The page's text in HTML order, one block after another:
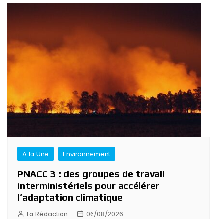
Navigation
de
l’article
A la Une Environnement
PNACC 3 : des groupes de travail
interministériels pour accélérer
l’adaptation climatique
La Rédaction 06/08/2026